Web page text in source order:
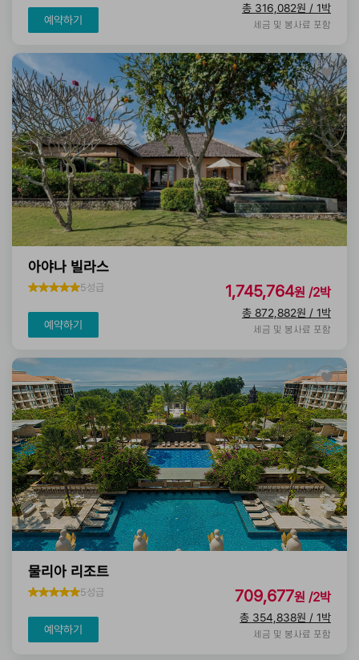
예약하기
총 316,082원 / 1박
세금 및 봉사료 포함
아야나 빌라스
5성급
예약하기
1,745,764원 /2박
총 872,882원 / 1박
세금 및 봉사료 포함
물리아 리조트
5성급
예약하기
709,677원 /2박
총 354,838원 / 1박
세금 및 봉사료 포함